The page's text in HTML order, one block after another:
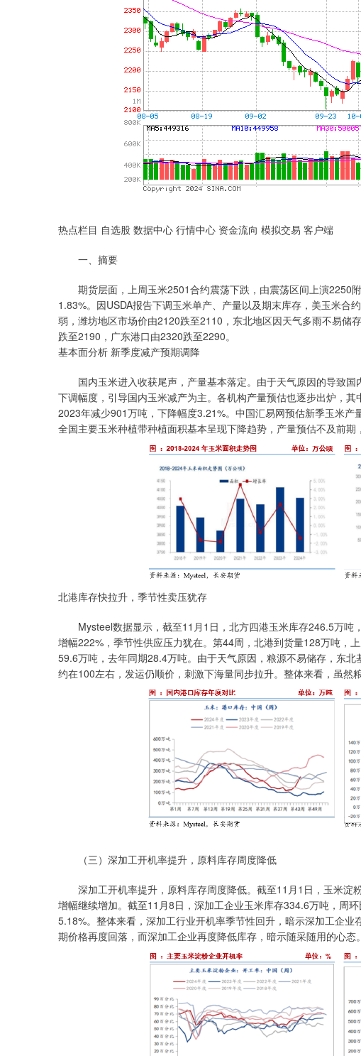
热点栏目 自选股 数据中心 行情中心 资金流向 模拟交易 客户端
一、摘要
期货层面，上周玉米2501合约震荡下跌，由震荡区间上演2250
1.83%。因USDA报告下调玉米单产、产量以及期末库存，美玉米合
弱，潍坊地区市场价由2120跌至2110，东北地区因天气多雨不易储
跌至2190，广东港口由2320跌至2290。
基本面分析 新季度减产预期调降
国内玉米进入收获尾声，产量基本落定。由于天气原因的导致国
下调幅度，引导国内玉米减产为主。各机构产量预估也逐步出炉，
2023年减少901万吨，下降幅度3.21%。中国汇易网预估新季玉米
全国主要玉米种植带种植面积基本呈现下降趋势，产量预估不及前期
北港库存快拉升，季节性卖压犹存
Mysteel数据显示，截至11月1日，北方四港玉米库存246.5万吨
增幅222%，季节性供应压力犹在。第44周，北港到货量128万吨，
59.6万吨，去年同期28.4万吨。由于天气原因，粮源不易储存，东
约在100左右，发运仍顺价，刺激下海量同步拉升。整体来看，虽然
（三）深加工开机率提升，原料库存周度降低
深加工开机率提升，原料库存周度降低。截至11月1日，玉米淀
增幅继续增加。截至11月8日，深加工企业玉米库存334.6万吨，周
5.18%。整体来看，深加工行业开机率季节性回升，暗示深加工企
期价格再度回落，而深加工企业再度降低库存，暗示随采随用的心态。